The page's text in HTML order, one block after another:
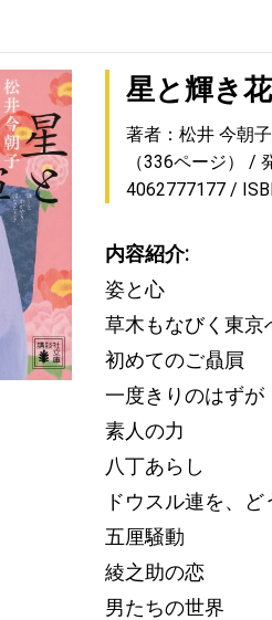
星と輝き
著者：松井 今朝子
（336ページ）
4062777177
内容紹介:
姿と心
草木もなびく東京
初めてのご贔屓
一度きりのはずが
素人の力
八丁あらし
ドウスル連を、
五厘騒動
綾之助の恋
男たちの世界